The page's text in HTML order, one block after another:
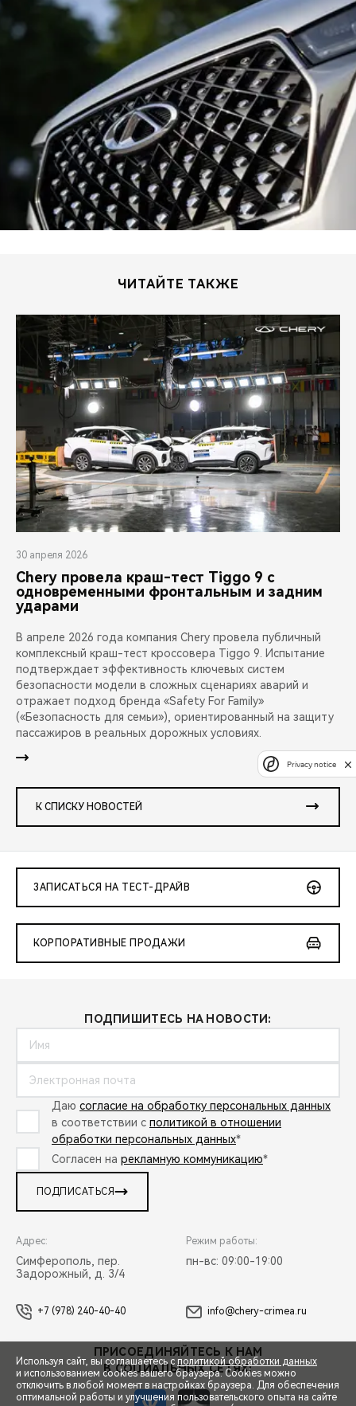
ЧИТАЙТЕ ТАКЖЕ
30 апреля 2026
Chery провела краш-тест Tiggo 9 с
одновременными фронтальным и задним
ударами
В апреле 2026 года компания Chery провела публичный
комплексный краш-тест кроссовера Tiggo 9. Испытание
подтверждает эффективность ключевых систем
безопасности модели в сложных сценариях аварий и
отражает подход бренда «Safety For Family»
(«Безопасность для семьи»), ориентированный на защиту
пассажиров в реальных дорожных условиях.
К СПИСКУ НОВОСТЕЙ
ЗАПИСАТЬСЯ НА ТЕСТ-ДРАЙВ
КОРПОРАТИВНЫЕ ПРОДАЖИ
ПОДПИШИТЕСЬ НА НОВОСТИ:
Даю согласие на обработку персональных данных
в соответствии с политикой в отношении
обработки персональных данных*
Согласен на рекламную коммуникацию*
ПОДПИСАТЬСЯ
Адрес:
Симферополь, пер.
Задорожный, д. 3/4
Режим работы:
пн-вс: 09:00-19:00
+7 (978) 240-40-40 info@chery-crimea.ru
ПРИСОЕДИНЯЙТЕСЬ К НАМ
В СОЦИАЛЬНЫХ СЕТЯХ:
Используя сайт, вы соглашаетесь с политикой обработки данных
и использованием cookies вашего браузера. Cookies можно
отключить в любой момент в настройках браузера. Для обеспечения
оптимальной работы и улучшения пользовательского опыта на сайте
Privacy notice